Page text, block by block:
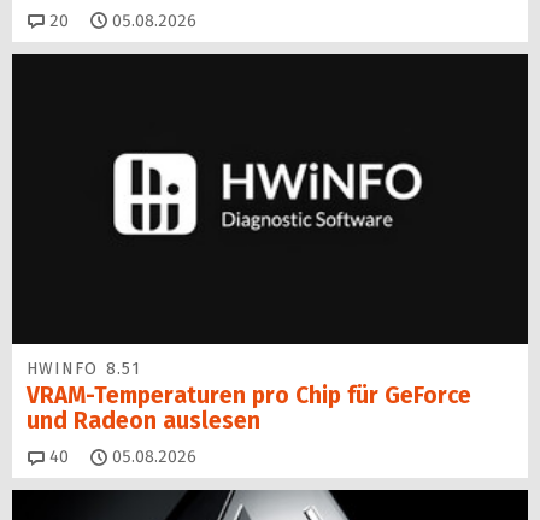
20 Kommentare
05.08.2026
HWINFO 8.51
VRAM-Temperaturen pro Chip für GeForce
und Radeon auslesen
40 Kommentare
05.08.2026